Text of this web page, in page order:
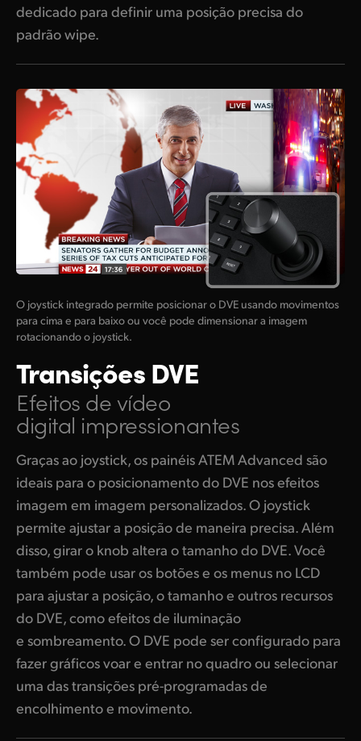
dedicado para definir uma posição precisa do
padrão wipe.
O joystick integrado permite posicionar o DVE usando movimentos
para cima e para baixo ou você pode dimensionar a imagem
rotacionando o joystick.
Transições DVE
Efeitos de vídeo
digital impressionantes
Graças ao joystick, os painéis ATEM Advanced são
ideais para o posicionamento do DVE nos efeitos
imagem em imagem personalizados. O joystick
permite ajustar a posição de maneira precisa. Além
disso, girar o knob altera o tamanho do DVE. Você
também pode usar os botões e os menus no LCD
para ajustar a posição, o tamanho e outros recursos
do DVE, como efeitos de iluminação
e sombreamento. O DVE pode ser configurado para
fazer gráficos voar e entrar no quadro ou selecionar
uma das transições pré-programadas de
encolhimento e movimento.